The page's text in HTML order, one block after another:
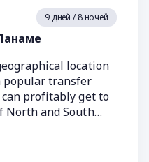
9 дней / 8 ночей
location
popular transfer
profitably get to
North and South